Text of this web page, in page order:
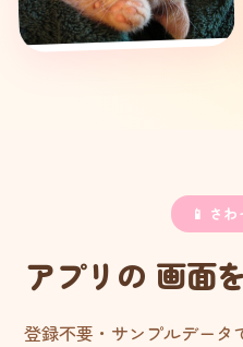
📱 さ
アプリの 画面
登録不要・サンプルデータ